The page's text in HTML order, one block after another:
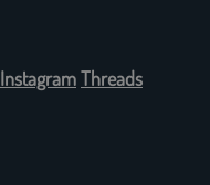
InstagramThreads